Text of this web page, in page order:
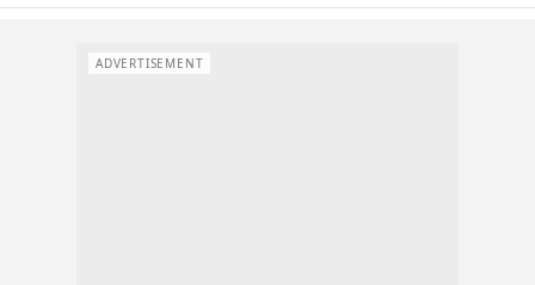
ADVERTISEMENT